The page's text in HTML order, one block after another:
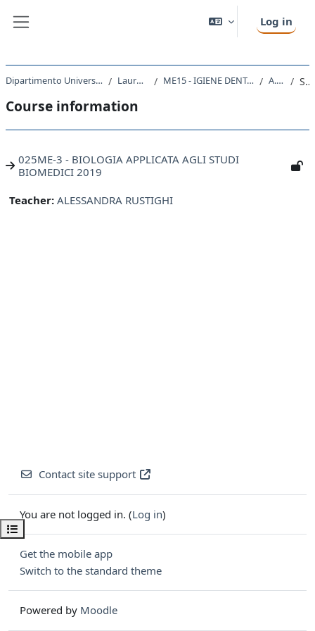
Log in
Open course index
Dipartimento Universitario Clinico di Scienze mediche, chirurgiche e della salute Laurea triennale (DM270) ME15 - IGIENE DENTALE (ABILITANTE ALLA PROFESSIONE SANITARIA DI IGIENISTA DENTALE) A.A. 2019 - 2020 Summary
Course information
025ME-3 - BIOLOGIA APPLICATA AGLI STUDI
BIOMEDICI 2019
Teacher: ALESSANDRA RUSTIGHI
Contact site support
You are not logged in. (Log in)
Get the mobile app
Switch to the standard theme
Powered by Moodle